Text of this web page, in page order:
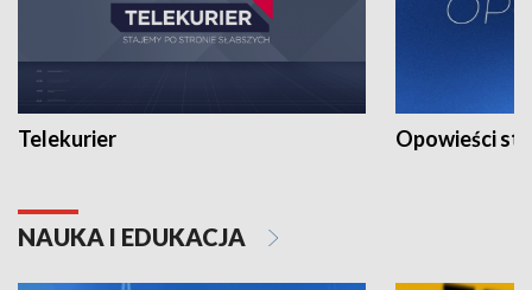
Telekurier Opowieści
NAUKA I EDUKACJA